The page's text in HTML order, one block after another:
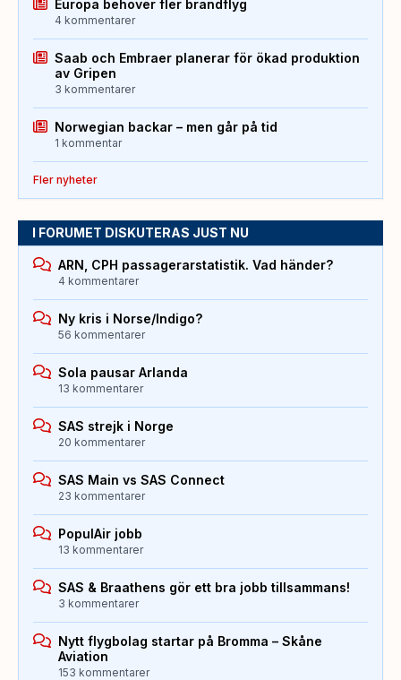
Europa behöver fler brandflyg
4 kommentarer
Saab och Embraer planerar för ökad produktion
av Gripen
3 kommentarer
Norwegian backar – men går på tid
1 kommentar
Fler nyheter
I FORUMET DISKUTERAS JUST NU
ARN, CPH passagerarstatistik. Vad händer?
4 kommentarer
Ny kris i Norse/Indigo?
56 kommentarer
Sola pausar Arlanda
13 kommentarer
SAS strejk i Norge
20 kommentarer
SAS Main vs SAS Connect
23 kommentarer
PopulAir jobb
13 kommentarer
SAS & Braathens gör ett bra jobb tillsammans!
3 kommentarer
Nytt flygbolag startar på Bromma – Skåne
Aviation
153 kommentarer